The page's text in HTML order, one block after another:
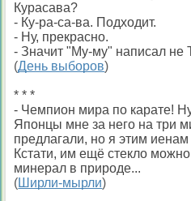
Курасава?
- Ку-ра-са-ва. Подходит.
- Ну, прекрасно.
- Значит "Му-му" написал не
(День выборов)
* * *
- Чемпион мира по карате!
Японцы мне за него на три
предлагали, но я этим
Кстати, им ещё стекло
минерал в природе...
(Ширли-мырли)